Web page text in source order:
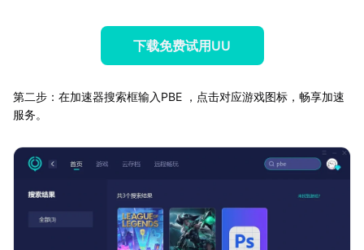
下载免费试用UU
第二步：在加速器搜索框输入PBE ，点击对应游戏图标，畅享加速
服务。